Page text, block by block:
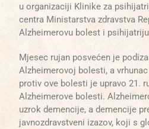
u organizaciji Klinike za
centra Ministarstva zdravstva
Alzheimerovu bolest i
Mjesec rujan posvećen je
Alzheimerovoj bolesti, a
protiv ove bolesti je upravo 21.
Alzheimerove bolesti.
uzrok demencije, a demencije
javnozdravstveni izazov, koji s